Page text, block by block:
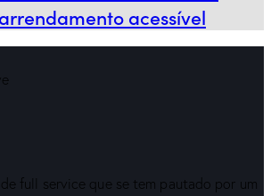
acessível
full service que se tem pautado por um